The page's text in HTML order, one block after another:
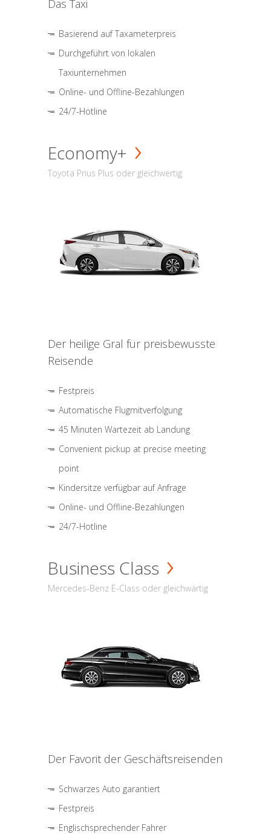
Das Taxi
Basierend auf Taxameterpreis
Durchgeführt von lokalen
Taxiunternehmen
Online- und Offline-Bezahlungen
24/7-Hotline
Economy+
Toyota Prius Plus oder gleichwertig
Der heilige Gral für preisbewusste
Reisende
Festpreis
Automatische Flugmitverfolgung
45 Minuten Wartezeit ab Landung
Convenient pickup at precise meeting
point
Kindersitze verfügbar auf Anfrage
Online- und Offline-Bezahlungen
24/7-Hotline
Business Class
Mercedes-Benz E-Class oder gleichwärtig
Der Favorit der Geschäftsreisenden
Schwarzes Auto garantiert
Festpreis
Englischsprechender Fahrer